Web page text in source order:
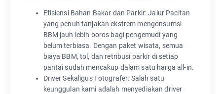
Efisiensi Bahan Bakar dan Parkir: Jalur Pacitan
yang penuh tanjakan ekstrem mengonsumsi
BBM jauh lebih boros bagi pengemudi yang
belum terbiasa. Dengan paket wisata, semua
biaya BBM, tol, dan retribusi parkir di setiap
pantai sudah mencakup dalam satu harga all-in.
Driver Sekaligus Fotografer: Salah satu
keunggulan kami adalah menyediakan driver